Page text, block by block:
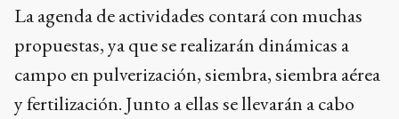
La agenda de actividades contará con muchas
propuestas, ya que se realizarán dinámicas a
campo en pulverización, siembra, siembra aérea
y fertilización. Junto a ellas se llevarán a cabo